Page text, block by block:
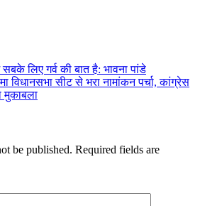
लिए गर्व की बात है: भावना पांडे
विधानसभा सीट से भरा नामांकन पर्चा, कांग्रेस
मुकाबला
be published. Required fields are